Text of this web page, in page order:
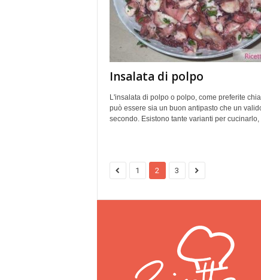
Insalata di polpo
L'insalata di polpo o polpo, come preferite
può essere sia un buon antipasto che un
secondo. Esistono tante varianti per cucinarlo,
1 2 3